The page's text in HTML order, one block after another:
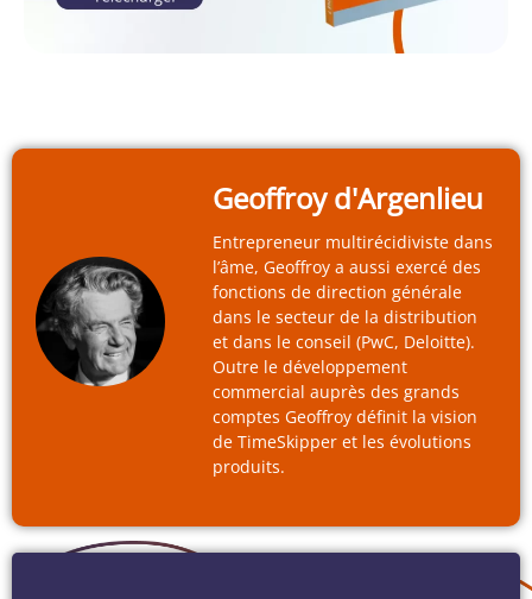
Geoffroy d'Argenlieu
Entrepreneur multirécidiviste dans
l’âme, Geoffroy a aussi exercé des
fonctions de direction générale
dans le secteur de la distribution
et dans le conseil (PwC, Deloitte).
Outre le développement
commercial auprès des grands
comptes Geoffroy définit la vision
de TimeSkipper et les évolutions
produits.